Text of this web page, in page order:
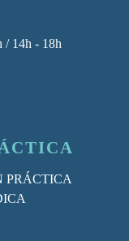
/ 14h - 18h
PRÁCTICA